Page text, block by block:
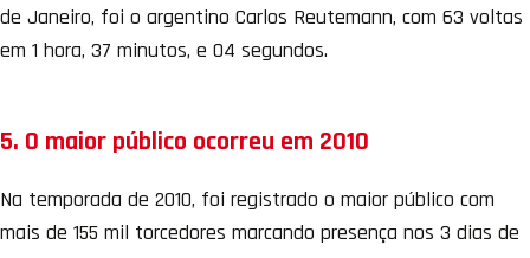
de Janeiro, foi o argentino Carlos Reutemann, com 63 voltas
em 1 hora, 37 minutos, e 04 segundos.
5. O maior público ocorreu em 2010
Na temporada de 2010, foi registrado o maior público com
mais de 155 mil torcedores marcando presença nos 3 dias de